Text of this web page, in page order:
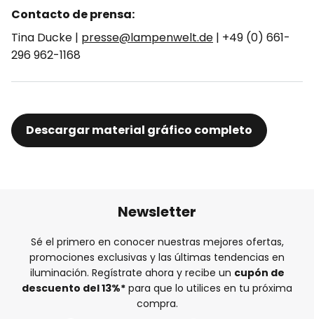
Contacto de prensa:
Tina Ducke | presse@lampenwelt.de | +49 (0) 661-
296 962-1168
Descargar material gráfico completo
Newsletter
Sé el primero en conocer nuestras mejores ofertas,
promociones exclusivas y las últimas tendencias en
iluminación. Regístrate ahora y recibe un cupón de
descuento del13%* para que lo utilices en tu próxima
compra.